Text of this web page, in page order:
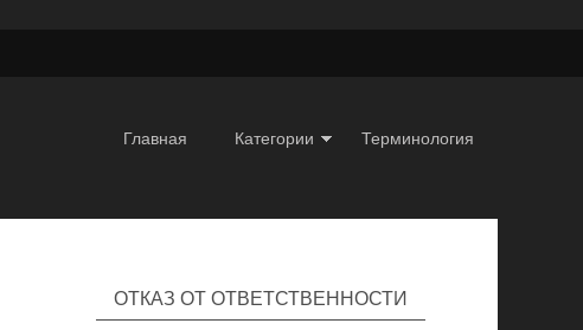
Главная Категории Терминология
ОТКАЗ ОТ ОТВЕТСТВЕННОСТИ